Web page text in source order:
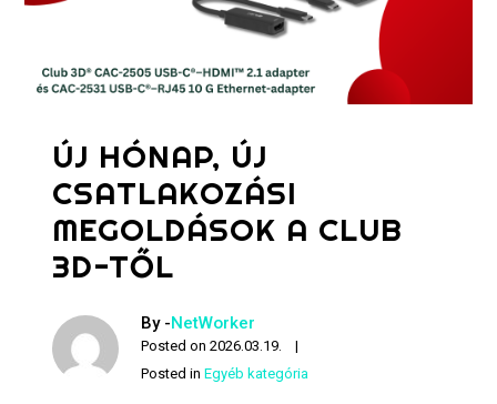
ÚJ HÓNAP, ÚJ
CSATLAKOZÁSI
MEGOLDÁSOK A CLUB
3D-TŐL
By -NetWorker
Posted on2026.03.19.
Posted inEgyéb kategória